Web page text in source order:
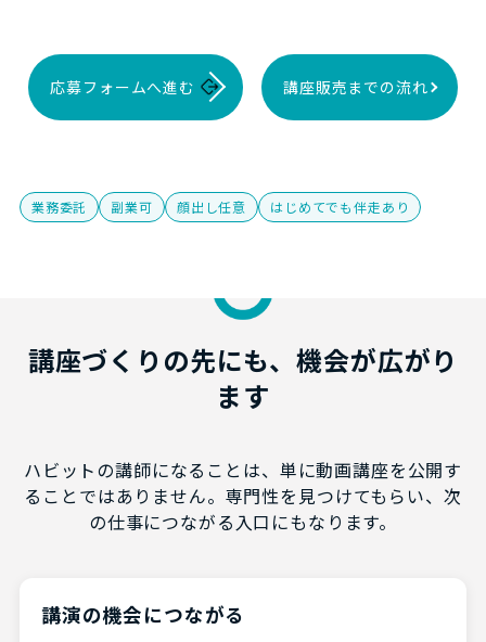
応募フォームへ進む 講座販売までの流れ
業務委託 副業可 顔出し任意 はじめてでも伴走あり
講座づくりの先にも、機会が広がり
ます
ハビットの講師になることは、単に動画講座を公開す
ることではありません。専門性を見つけてもらい、次
の仕事につながる入口にもなります。
講演の機会につながる